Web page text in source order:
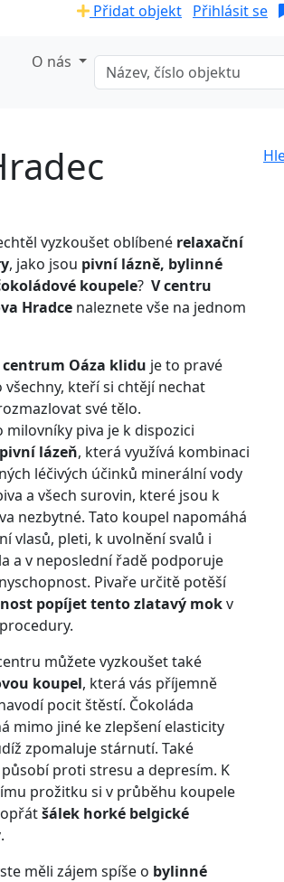
Přidat objekt Přihlásit se
O nás
vyzkoušet oblíbené relaxační
, jako jsou pivní lázně, bylinné
koupele? V centru
Hradcenaleznete vše na jednom
centrum Oáza klidu je to pravé
kteří si chtějí nechat
své tělo.
milovníky piva je k dispozici
pivní lázeň, která využívá kombinaci
léčivých účinků minerální vody
a všech surovin, které jsou k
nezbytné. Tato koupel napomáhá
vlasů, pleti, k uvolnění svalů i
a v neposlední řadě podporuje
Pivaře určitě potěší
popíjet tento zlatavý mokv
můžete vyzkoušet také
koupel, která vás příjemně
pocit štěstí. Čokoláda
mimo jiné ke zlepšení elasticity
zpomaluje stárnutí. Také
proti stresu a depresím. K
prožitku si v průběhu koupele
šálek horké belgické
.
měli zájem spíše o bylinné